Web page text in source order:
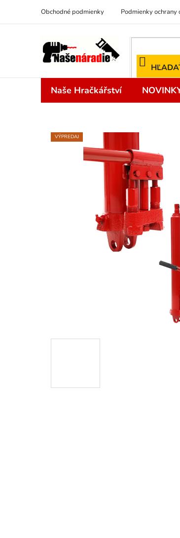
obsah
Obchodné podmienky Podmienky ochrany
Naše Hračkářství
VÝPREDAJ